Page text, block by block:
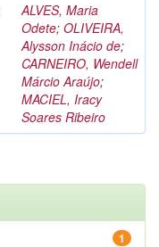
ALVES, Maria
Odete; OLIVEIRA,
Alysson Inácio de;
CARNEIRO, Wendell
Márcio Araújo;
MACIEL, Iracy
Soares Ribeiro
1